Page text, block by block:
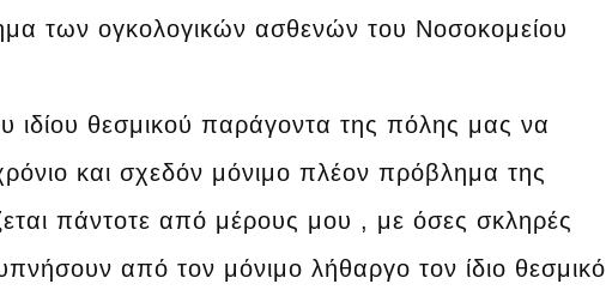
των ογκολογικών ασθενών του Νοσοκομείου
ιδίου θεσμικού παράγοντα της πόλης μας να
και σχεδόν μόνιμο πλέον πρόβλημα της
πάντοτε από μέρους μου , με όσες σκληρές
από τον μόνιμο λήθαργο τον ίδιο θεσμικό